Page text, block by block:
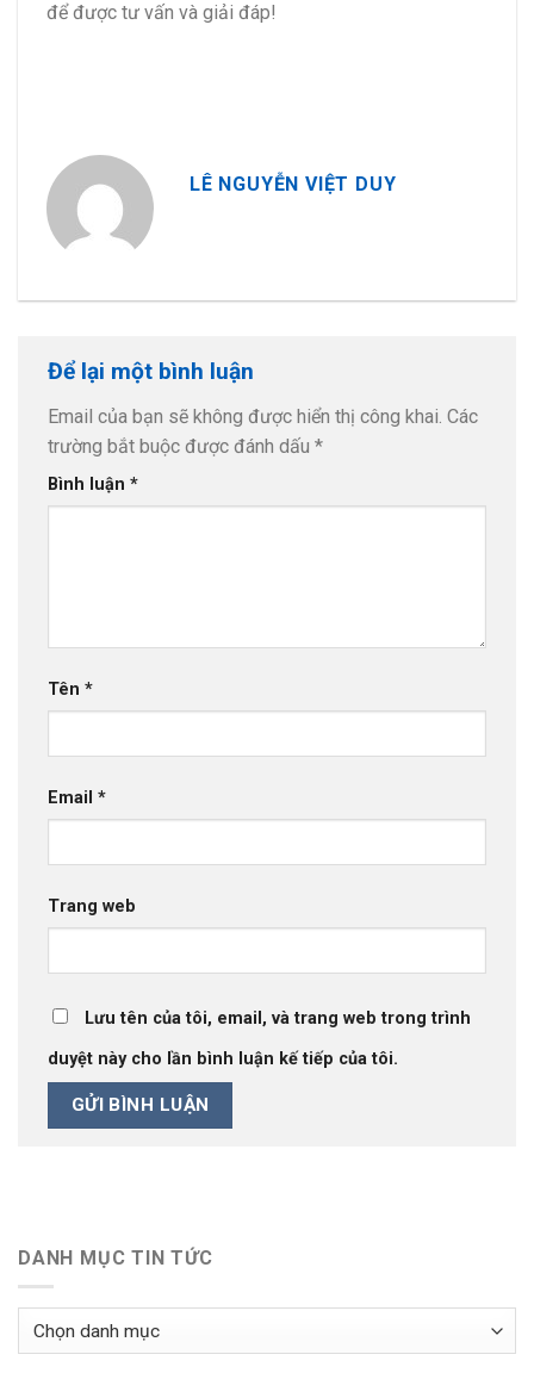
để được tư vấn và giải đáp!
LÊ NGUYỄN VIỆT DUY
Để lại một bình luận
Email của bạn sẽ không được hiển thị công khai. Các
trường bắt buộc được đánh dấu *
Bình luận *
Tên *
Email *
Trang web
Lưu tên của tôi, email, và trang web trong trình
duyệt này cho lần bình luận kế tiếp của tôi.
DANH MỤC TIN TỨC
Danh
mục